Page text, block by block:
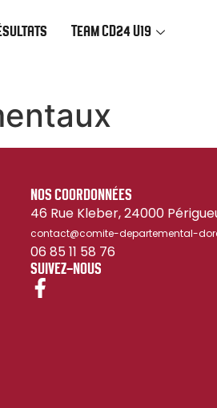
Team CD24 U19
NOS COORDONNÉES
46 Rue Kleber, 24000
contact@comite-departemental-
06 85 11 58 76
SUIVEZ-NOUS